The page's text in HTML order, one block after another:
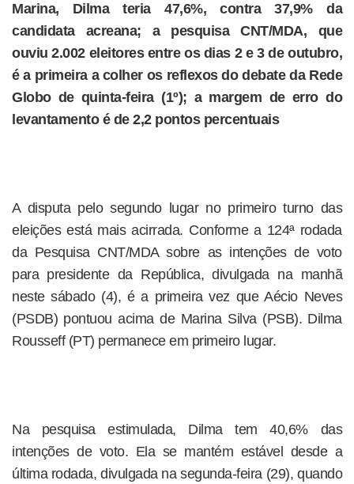
Marina, Dilma teria 47,6%, contra 37,9% da
candidata acreana; a pesquisa CNT/MDA, que
ouviu 2.002 eleitores entre os dias 2 e 3 de outubro,
é a primeira a colher os reflexos do debate da Rede
Globo de quinta-feira (1º); a margem de erro do
levantamento é de 2,2 pontos percentuais
A disputa pelo segundo lugar no primeiro turno das
eleições está mais acirrada. Conforme a 124ª rodada
da Pesquisa CNT/MDA sobre as intenções de voto
para presidente da República, divulgada na manhã
neste sábado (4), é a primeira vez que Aécio Neves
(PSDB) pontuou acima de Marina Silva (PSB). Dilma
Rousseff (PT) permanece em primeiro lugar.
Na pesquisa estimulada, Dilma tem 40,6% das
intenções de voto. Ela se mantém estável desde a
última rodada, divulgada na segunda-feira (29), quando